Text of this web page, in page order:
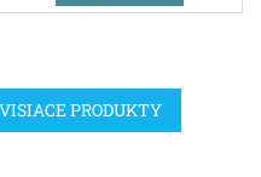
PRODUKTY